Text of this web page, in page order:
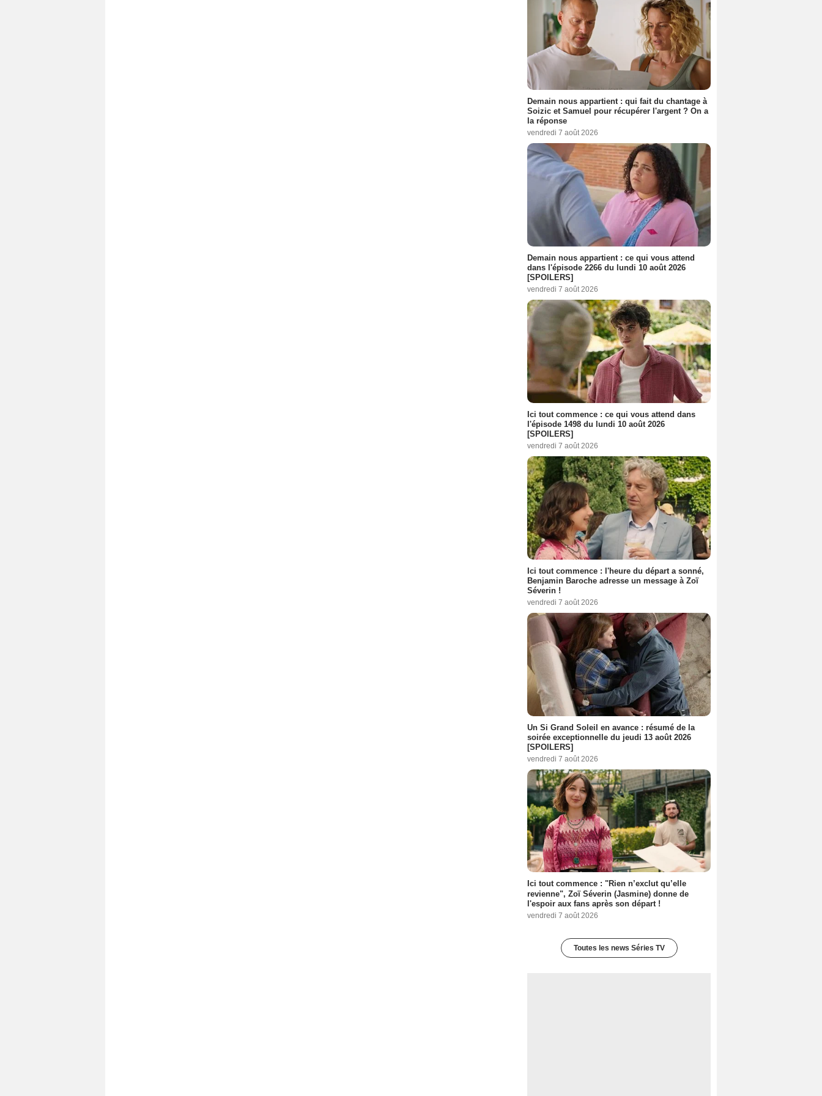
Demain nous appartient : qui fait du chantage à
Soizic et Samuel pour récupérer l'argent ? On a
la réponse
vendredi 7 août 2026
Demain nous appartient : ce qui vous attend
dans l'épisode 2266 du lundi 10 août 2026
[SPOILERS]
vendredi 7 août 2026
Ici tout commence : ce qui vous attend dans
l'épisode 1498 du lundi 10 août 2026
[SPOILERS]
vendredi 7 août 2026
Ici tout commence : l'heure du départ a sonné,
Benjamin Baroche adresse un message à Zoï
Séverin !
vendredi 7 août 2026
Un Si Grand Soleil en avance : résumé de la
soirée exceptionnelle du jeudi 13 août 2026
[SPOILERS]
vendredi 7 août 2026
Ici tout commence : "Rien n’exclut qu’elle
revienne", Zoï Séverin (Jasmine) donne de
l'espoir aux fans après son départ !
vendredi 7 août 2026
Toutes les news Séries TV